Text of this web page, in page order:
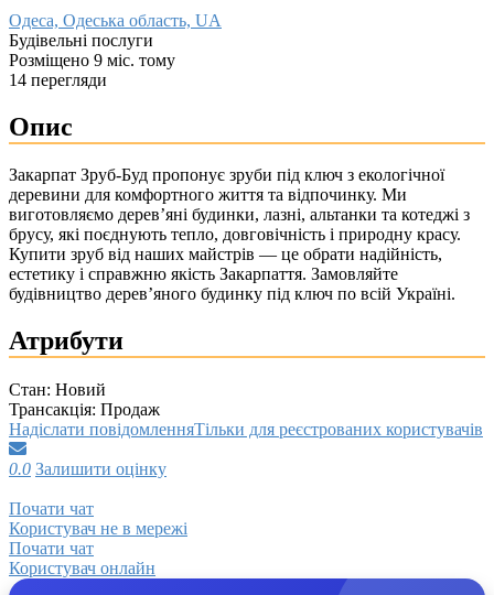
Одеса, Одеська область, UA
Будівельні послуги
Розміщено 9 міс. тому
14 перегляди
Опис
Закарпат Зруб-Буд пропонує зруби під ключ з екологічної
деревини для комфортного життя та відпочинку. Ми
виготовляємо дерев’яні будинки, лазні, альтанки та котеджі з
брусу, які поєднують тепло, довговічність і природну красу.
Купити зруб від наших майстрів — це обрати надійність,
естетику і справжню якість Закарпаття. Замовляйте
будівництво дерев’яного будинку під ключ по всій Україні.
Атрибути
Стан: Новий
Трансакція: Продаж
Надіслати повідомленняТільки для реєстрованих користувачів
0.0 Залишити оцінку
Почати чат
Користувач не в мережі
Почати чат
Користувач онлайн